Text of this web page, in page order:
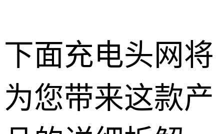
下面充电头网将
为您带来这款产